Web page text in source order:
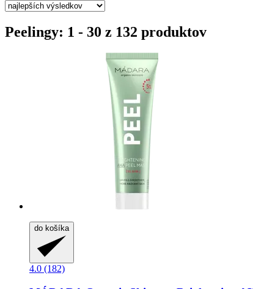
Peelingy: 1 - 30 z 132 produktov
do košíka
4.0 (182)